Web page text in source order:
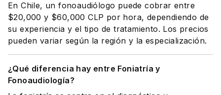
En Chile, un fonoaudiólogo puede cobrar entre
$20,000 y $60,000 CLP por hora, dependiendo de
su experiencia y el tipo de tratamiento. Los precios
pueden variar según la región y la especialización.
¿Qué diferencia hay entre Foniatría y
Fonoaudiología?